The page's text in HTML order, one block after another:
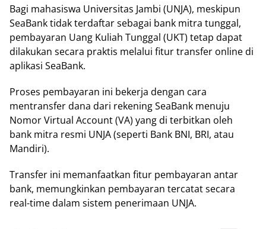
Bagi mahasiswa Universitas Jambi (UNJA), meskipun
SeaBank tidak terdaftar sebagai bank mitra tunggal,
pembayaran Uang Kuliah Tunggal (UKT) tetap dapat
dilakukan secara praktis melalui fitur transfer online di
aplikasi SeaBank.
Proses pembayaran ini bekerja dengan cara
mentransfer dana dari rekening SeaBank menuju
Nomor Virtual Account (VA) yang di terbitkan oleh
bank mitra resmi UNJA (seperti Bank BNI, BRI, atau
Mandiri).
Transfer ini memanfaatkan fitur pembayaran antar
bank, memungkinkan pembayaran tercatat secara
real-time dalam sistem penerimaan UNJA.